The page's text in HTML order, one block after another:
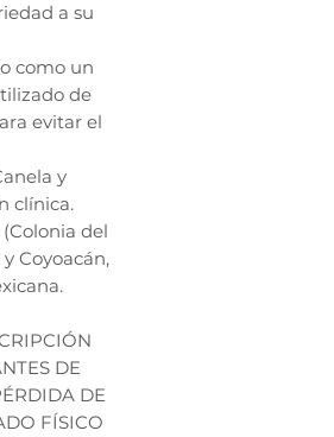
a su
como un
de
evitar el
y
clínica.
del
Coyoacán,
DE
DE
FÍSICO